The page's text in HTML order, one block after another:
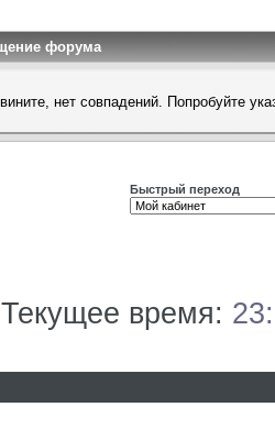
форума
нет совпадений. Попробуйте
Быстрый переход
Текущее время: